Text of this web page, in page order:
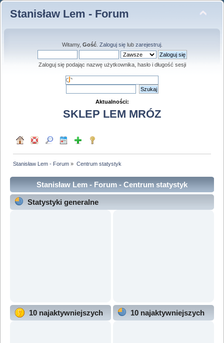
Stanisław Lem - Forum
Witamy, Gość. Zaloguj sięlub zarejestruj.
Zaloguj się podając nazwę użytkownika, hasło i długość sesji
Aktualności:
SKLEP LEM MRÓZ
Stanisław Lem - Forum » Centrum statystyk
Stanisław Lem - Forum - Centrum statystyk
Statystyki generalne
10 najaktywniejszych
10 najaktywniejszych